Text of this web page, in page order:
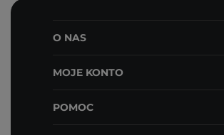
O NAS
MOJE KONTO
POMOC